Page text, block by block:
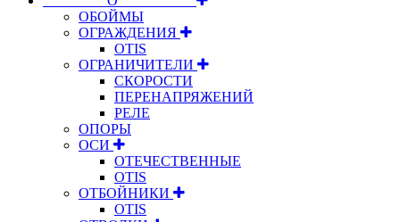
ОБОЙМЫ
ОГРАЖДЕНИЯ
OTIS
ОГРАНИЧИТЕЛИ
СКОРОСТИ
ПЕРЕНАПРЯЖЕНИЙ
РЕЛЕ
ОПОРЫ
ОСИ
ОТЕЧЕСТВЕННЫЕ
OTIS
ОТБОЙНИКИ
OTIS